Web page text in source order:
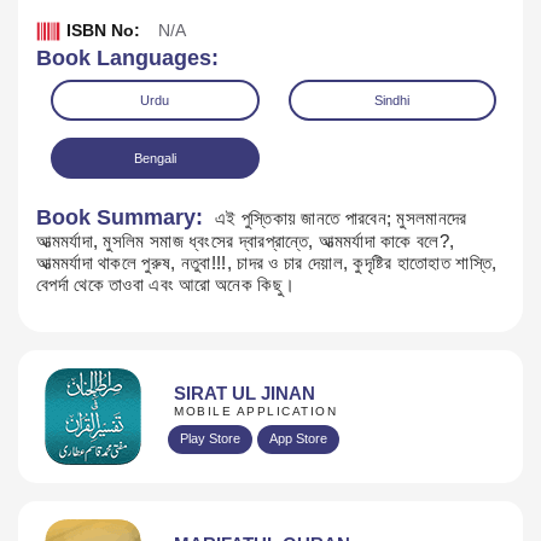
ISBN No: N/A
Book Languages:
Urdu Sindhi
Bengali
Book Summary:
এই পুস্তিকায় জানতে পারবেন; মুসলমানদের
আত্মমর্যাদা, মুসলিম সমাজ ধ্বংসের দ্বারপ্রান্তে, আত্মমর্যাদা কাকে বলে?,
আত্মমর্যাদা থাকলে পুরুষ, নতুবা!!!, চাদর ও চার দেয়াল, কুদৃষ্টির হাতোহাত শাস্তি,
বেপর্দা থেকে তাওবা এবং আরো অনেক কিছু।
SIRAT UL JINAN
MOBILE APPLICATION
Play Store App Store